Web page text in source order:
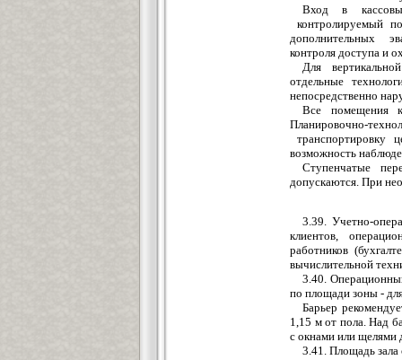
Вход в
контролируемый
дополнительных
контроля доступа и
Для вертикальной
отдельные те
непосредственно н
Все помещения
Планировочно-
транспортировку
возможность наблюде
Ступенчатые
допускаются. При не
3.39. Учетно-
клиентов, опе
работников
вычислительной те
3.40.
по площади зоны - дл
Барьер ре
1,15 м от пола. Над
с окнами или щелями
3.41. Площадь зала